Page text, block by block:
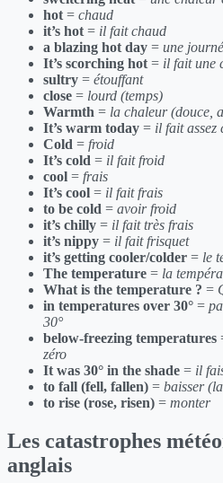
hot = chaud
it’s hot = il fait chaud
a blazing hot day = une
It’s scorching hot = il fait une
sultry = étouffant
close = lourd (temps)
Warmth = la chaleur (douce,
It’s warm today = il fait assez
Cold = froid
It’s cold = il fait froid
cool = frais
It’s cool = il fait frais
to be cold = avoir froid
it’s chilly = il fait très frais
it’s nippy = il fait frisquet
it’s getting cooler/colder = le
The temperature = la
What is the temperature ? =
in temperatures over 30° =
30°
below-freezing temperatures
zéro
It was 30° in the shade = il
to fall (fell, fallen) = baisser
to rise (rose, risen) = monter
Les catastrophes
anglais